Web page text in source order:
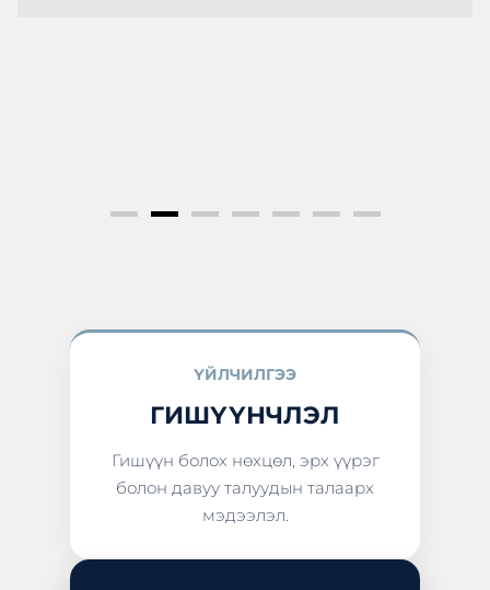
ҮЙЛЧИЛГЭЭ
ГИШҮҮНЧЛЭЛ
Гишүүн болох нөхцөл, эрх үүрэг
болон давуу талуудын талаарх
мэдээлэл.